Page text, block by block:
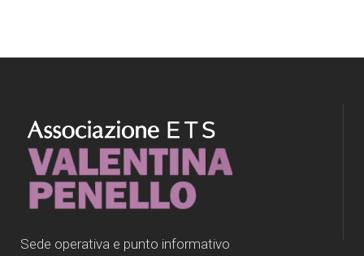
Sede operativa e punto informativo